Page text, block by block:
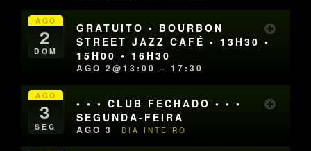
AGO
2
DOM
GRATUITO • BOURBON
STREET JAZZ CAFÉ • 13H30 •
15H00 • 16H30
AGO 2@13:00 – 17:30
AGO
3
SEG
• • • CLUB FECHADO • • •
SEGUNDA-FEIRA
AGO 3 DIA INTEIRO